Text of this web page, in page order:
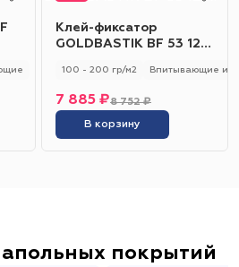
Клей-фиксатор
GOLDBASTIK BF 53 12
100 - 200 гр/м2 Впитывающие и
8 752 ₽
7 885 ₽
В корзину
покрытий